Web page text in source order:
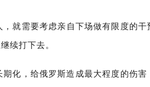
就需要考虑亲自下场做有限度的
续打下去。
化，给俄罗斯造成最大程度的伤害